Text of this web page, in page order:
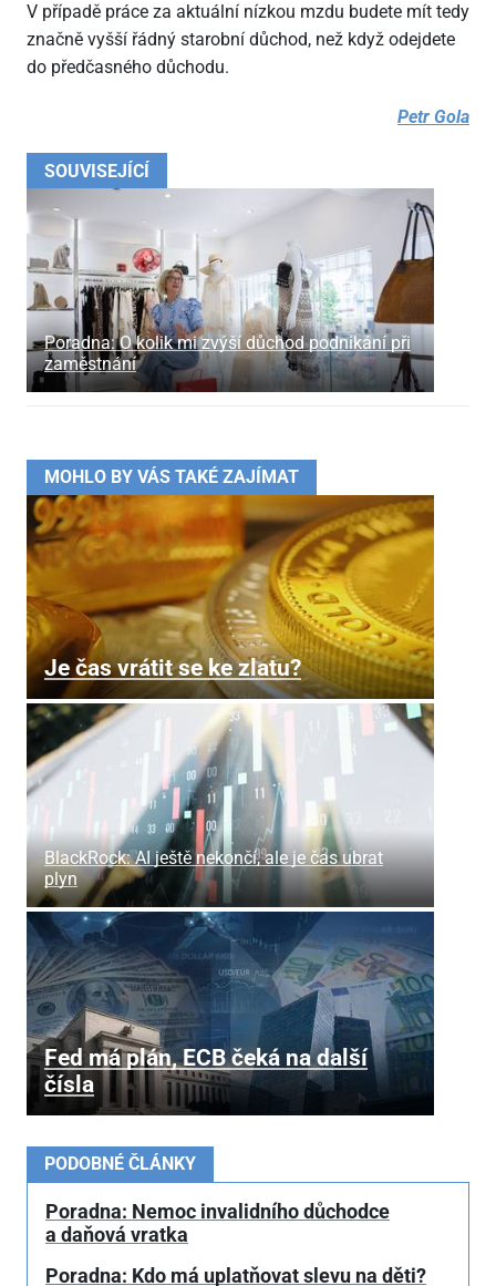
SOUVISEJÍCÍ
Poradna: O kolik mi zvýší důchod podnikání při
zaměstnání
V případě práce za aktuální nízkou mzdu budete mít tedy
značně vyšší řádný starobní důchod, než když odejdete
do předčasného důchodu.
Petr Gola
MOHLO BY VÁS TAKÉ ZAJÍMAT
Je čas vrátit se ke zlatu?
BlackRock: AI ještě nekončí, ale je čas ubrat
plyn
Fed má plán, ECB čeká na další
čísla
PODOBNÉ ČLÁNKY
Poradna: Nemoc invalidního důchodce
a daňová vratka
Poradna: Kdo má uplatňovat slevu na děti?